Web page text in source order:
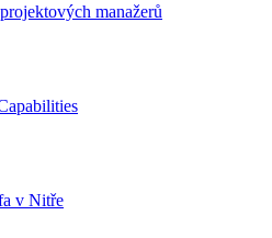
manažerů
v Nitře